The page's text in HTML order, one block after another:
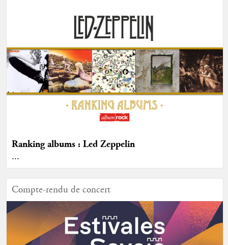
Ranking albums : Led Zeppelin
...
Compte-rendu de concert